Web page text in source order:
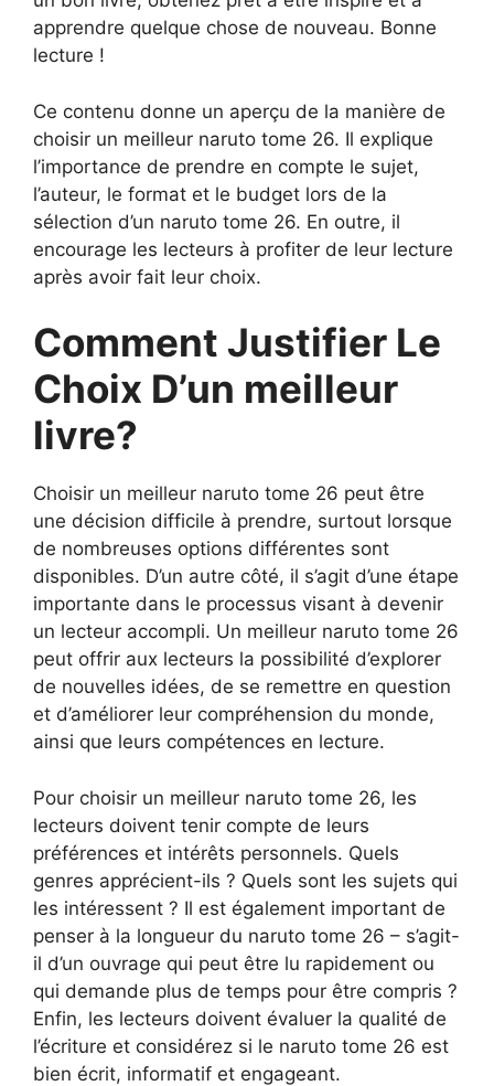
apprendre quelque chose de nouveau. Bonne
lecture !
Ce contenu donne un aperçu de la manière de
choisir un meilleur naruto tome 26. Il explique
l’importance de prendre en compte le sujet,
l’auteur, le format et le budget lors de la
sélection d’un naruto tome 26. En outre, il
encourage les lecteurs à profiter de leur lecture
après avoir fait leur choix.
Comment Justifier Le
Choix D’un meilleur
livre?
Choisir un meilleur naruto tome 26 peut être
une décision difficile à prendre, surtout lorsque
de nombreuses options différentes sont
disponibles. D’un autre côté, il s’agit d’une étape
importante dans le processus visant à devenir
un lecteur accompli. Un meilleur naruto tome 26
peut offrir aux lecteurs la possibilité d’explorer
de nouvelles idées, de se remettre en question
et d’améliorer leur compréhension du monde,
ainsi que leurs compétences en lecture.
Pour choisir un meilleur naruto tome 26, les
lecteurs doivent tenir compte de leurs
préférences et intérêts personnels. Quels
genres apprécient-ils ? Quels sont les sujets qui
les intéressent ? Il est également important de
penser à la longueur du naruto tome 26 – s’agit-
il d’un ouvrage qui peut être lu rapidement ou
qui demande plus de temps pour être compris ?
Enfin, les lecteurs doivent évaluer la qualité de
l’écriture et considérez si le naruto tome 26 est
bien écrit, informatif et engageant.